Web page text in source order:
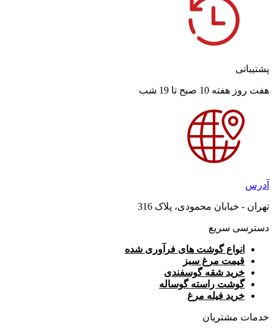
پشتیبانی
هفت روز هفته 10 صبح تا 19 شب
آدرس
تهران - خیابان محمودی، پلاک 316
دسترسی سریع
انواع گوشت های فرآوری شده
قیمت مرغ سبز
خرید شقه گوسفندی
گوشت راسته گوساله
خرید فیله مرغ
خدمات مشتریان